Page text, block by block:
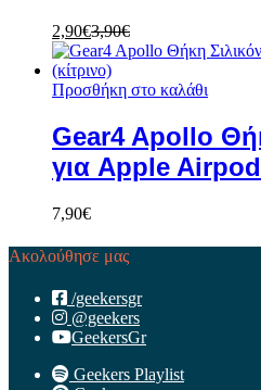
2,90€3,90€
Προσθήκη στο καλάθι
Gear4 Apollo
για Apple
7,90€
Ακολούθησε μας
/geekersgr
@geekers
GeekersGr
Geekers Playlist